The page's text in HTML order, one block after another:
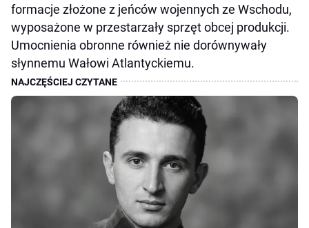
formacje złożone z jeńców wojennych ze Wschodu,
wyposażone w przestarzały sprzęt obcej produkcji.
Umocnienia obronne również nie dorównywały
słynnemu Wałowi Atlantyckiemu.